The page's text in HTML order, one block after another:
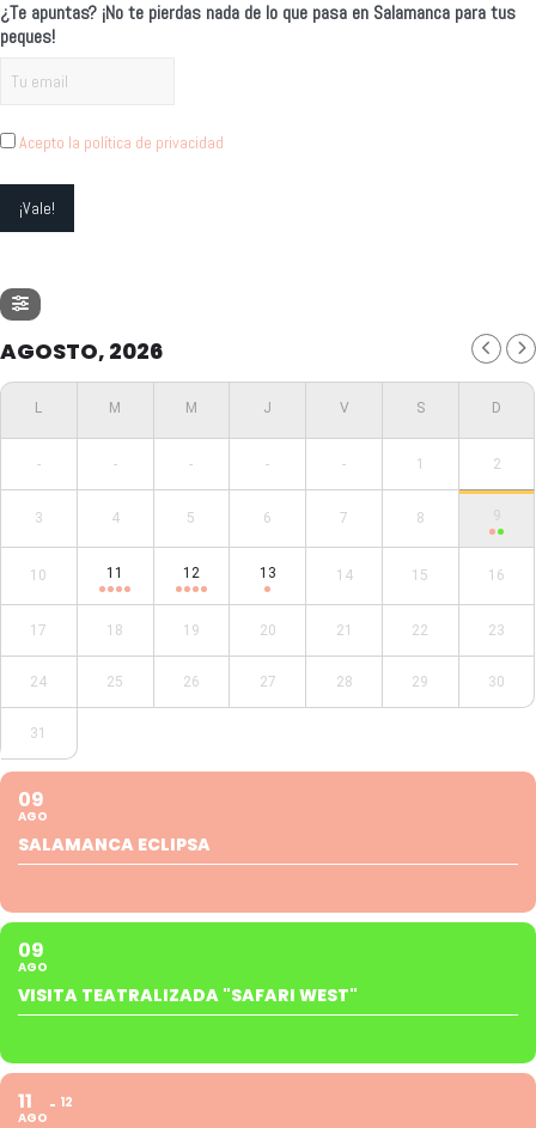
¿Te apuntas? ¡No te pierdas nada de lo que pasa en Salamanca para tus
peques!
Acepto la política de privacidad
AGOSTO, 2026
- - - - - 1 2
3 4 5 6 7 8 9
10 11 12 13 14 15 16
17 18 19 20 21 22 23
24 25 26 27 28 29 30
31
09
AGO
SALAMANCA ECLIPSA
09
AGO
VISITA TEATRALIZADA "SAFARI WEST"
11
AGO
12